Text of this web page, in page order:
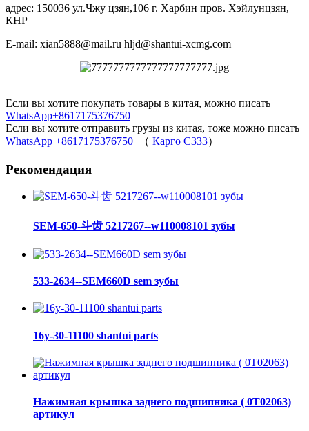
адрес: 150036 ул.Чжу цзян,106 г. Харбин пров. Хэйлунцзян,
КНР
E-mail: xian5888@mail.ru hljd@shantui-xcmg.com
Если вы хотите покупать товары в китая, можно писать
WhatsApp+8617175376750
Если вы хотите отправить грузы из китая, тоже можно писать
WhatsApp +8617175376750 （ Карго C333）
Рекомендация
SEM-650-斗齿 5217267--w110008101 зубы
533-2634--SEM660D sem зубы
16y-30-11100 shantui parts
Нажимная крышка заднего подшипника ( 0Т02063)
артикул